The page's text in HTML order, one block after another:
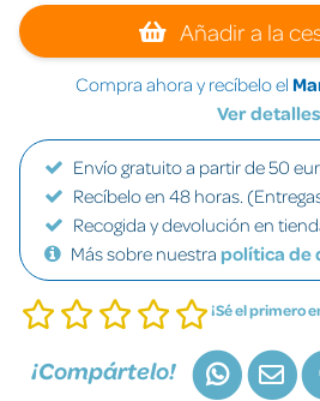
Añadir a la
Compra ahora y recíbelo el
Ver detalles
Envío gratuito a partir de 50
Recíbelo en 48 horas.
Recogida y devolución en
Más sobre nuestra política de
¡Sé el primero
¡Compártelo!